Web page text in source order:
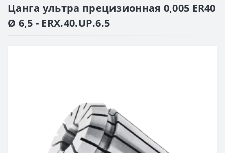
Цанга ультра прецизионная 0,005 ER40
Ø 6,5 - ERX.40.UP.6.5